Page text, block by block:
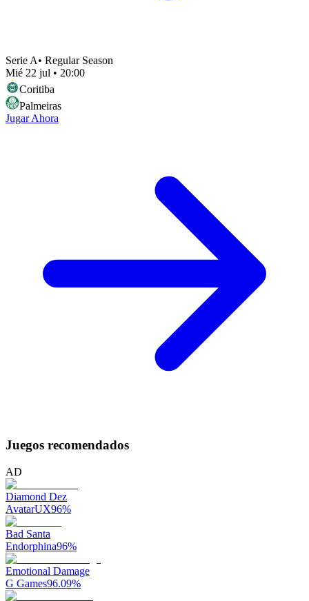
Serie A• Regular Season
Mié 22 jul • 20:00
Coritiba
Palmeiras
Jugar Ahora
Juegos recomendados
AD
Diamond Dez
AvatarUX96%
Bad Santa
Endorphina96%
Emotional Damage
G Games96.09%